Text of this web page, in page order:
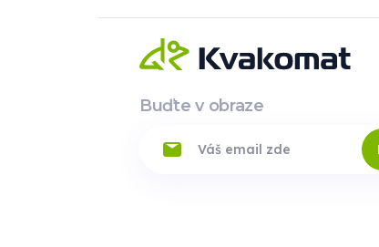
Buďte v obraze